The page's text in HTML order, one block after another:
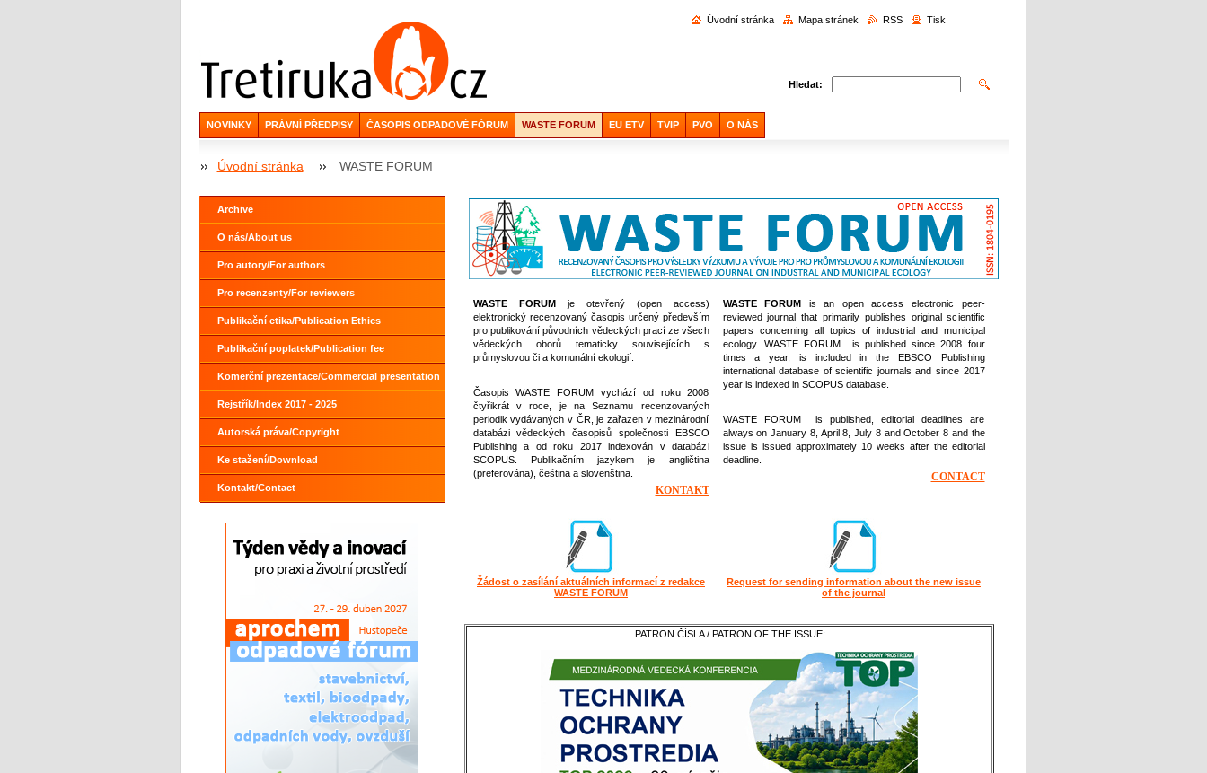
Hledat:
Úvodní stránka Mapa stránek RSS Tisk
NOVINKY PRÁVNÍ PŘEDPISY ČASOPIS ODPADOVÉ FÓRUM WASTE FORUM EU ETV TVIP PVO O NÁS
Úvodní stránka WASTE FORUM
WASTE FORUMje otevřený (open access)
elektronický recenzovaný časopis určený především
pro publikování původních vědeckých prací ze všech
vědeckých oborů tematicky souvisejících s
průmyslovou či a komunální ekologií.
Časopis WASTE FORUM vychází od roku 2008
čtyřikrát v roce, je na Seznamu recenzovaných
periodik vydávaných v ČR, je zařazen v mezinárodní
databázi vědeckých časopisů společnosti EBSCO
Publishing a od roku 2017 indexován v databázi
SCOPUS. Publikačním jazykem je angličtina
(preferována), čeština a slovenština.
KONTAKT
WASTE FORUM is an open access electronic peer-
reviewed journal that primarily publishes original scientific
papers concerning all topics of industrial and municipal
ecology. WASTE FORUM is published since 2008 four
times a year, is included in the EBSCO Publishing
international database of scientific journals and since 2017
year is indexed in SCOPUS database.
WASTE FORUM is published, editorial deadlines are
always on January 8, April 8, July 8 and October 8 and the
issue is issued approximately 10 weeks after the editorial
deadline.
CONTACT
Žádost o zasílání aktuálních informací z redakce
WASTE FORUM
Request for sending information about the new issue
of the journal
PATRON ČÍSLA / PATRON OF THE ISSUE:
Archive
O nás/About us
Pro autory/For authors
Pro recenzenty/For reviewers
Publikační etika/Publication Ethics
Publikační poplatek/Publication fee
Komerční prezentace/Commercial presentation
Rejstřík/Index 2017 - 2025
Autorská práva/Copyright
Ke stažení/Download
Kontakt/Contact